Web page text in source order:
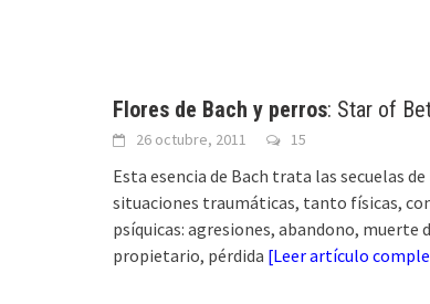
Flores de Bach y perros: Star of
26 octubre, 2011 15
Esta esencia de Bach trata las secuelas de
situaciones traumáticas, tanto físicas,
psíquicas: agresiones, abandono, muerte
propietario, pérdida [Leer artículo